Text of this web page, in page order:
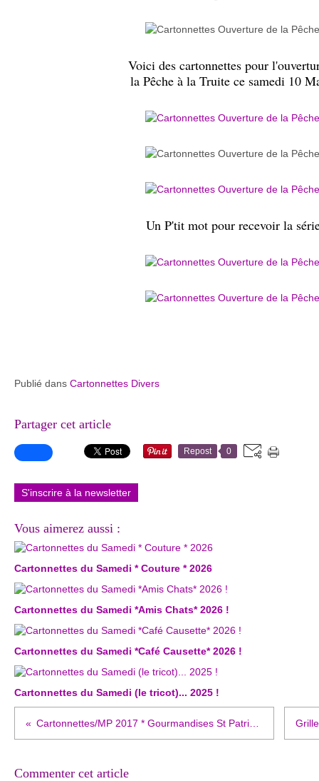
Voici des cartonnettes pour
la Pêche à la Truite ce samedi 10
Un P'tit mot pour recevoir la
Publié dans Cartonnettes Divers
Partager cet article
Repost 0
S'inscrire à la newsletter
Vous aimerez aussi :
Cartonnettes du Samedi * Couture * 2026
Cartonnettes du Samedi *Amis Chats* 2026 !
Cartonnettes du Samedi *Café Causette* 2026 !
Cartonnettes du Samedi (le tricot)... 2025 !
Commenter cet article